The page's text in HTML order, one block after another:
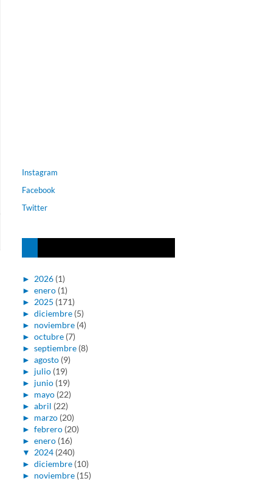
Instagram
Facebook
Twitter
► 2026 (1)
► enero (1)
► 2025 (171)
► diciembre (5)
► noviembre (4)
► octubre (7)
► septiembre (8)
► agosto (9)
► julio (19)
► junio (19)
► mayo (22)
► abril (22)
► marzo (20)
► febrero (20)
► enero (16)
▼ 2024 (240)
► diciembre (10)
► noviembre (15)